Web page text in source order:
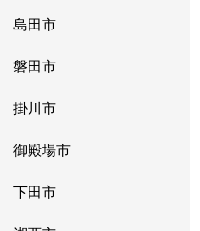
島田市
磐田市
掛川市
御殿場市
下田市